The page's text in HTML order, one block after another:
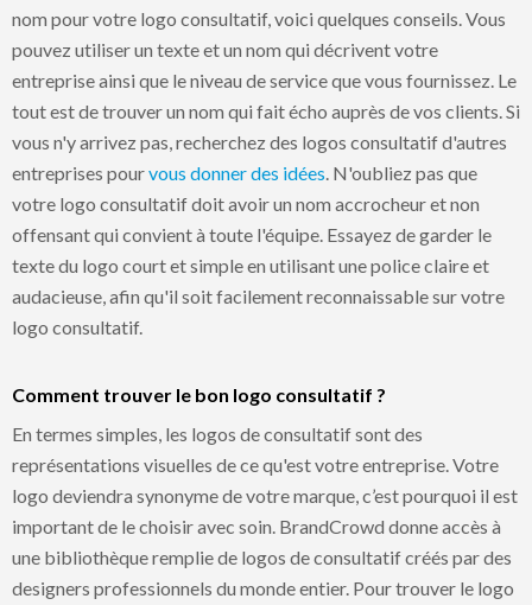
nom pour votre logo consultatif, voici quelques conseils. Vous
pouvez utiliser un texte et un nom qui décrivent votre
entreprise ainsi que le niveau de service que vous fournissez. Le
tout est de trouver un nom qui fait écho auprès de vos clients. Si
vous n'y arrivez pas, recherchez des logos consultatif d'autres
entreprises pourvous donner des idées . N'oubliez pas que
votre logo consultatif doit avoir un nom accrocheur et non
offensant qui convient à toute l'équipe. Essayez de garder le
texte du logo court et simple en utilisant une police claire et
audacieuse, afin qu'il soit facilement reconnaissable sur votre
logo consultatif.
Comment trouver le bon logo consultatif ?
En termes simples, les logos de consultatif sont des
représentations visuelles de ce qu'est votre entreprise. Votre
logo deviendra synonyme de votre marque, c’est pourquoi il est
important de le choisir avec soin. BrandCrowd donne accès à
une bibliothèque remplie de logos de consultatif créés par des
designers professionnels du monde entier. Pour trouver le logo